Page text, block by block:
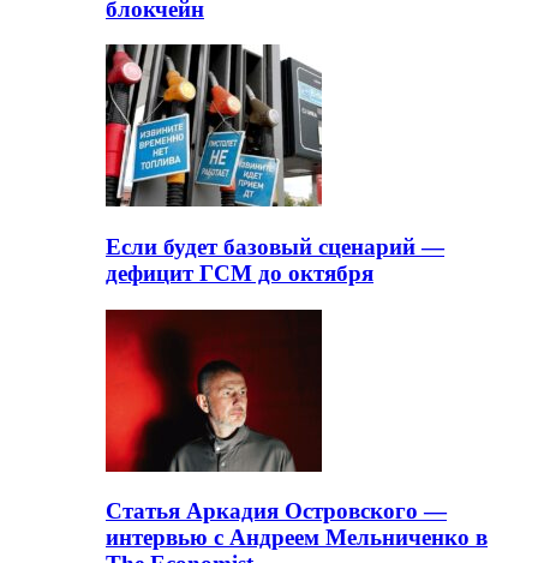
блокчейн
Если будет базовый сценарий —
дефицит ГСМ до октября
Статья Аркадия Островского —
интервью с Андреем Мельниченко в